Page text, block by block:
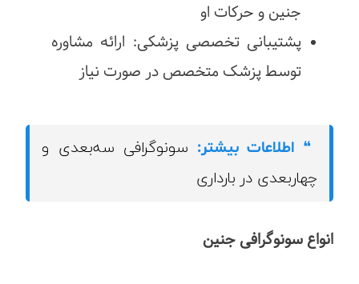
جنین و حرکات او
پشتیبانی تخصصی پزشکی: ارائه مشاوره
توسط پزشک متخصص در صورت نیاز
❝ اطلاعات بیشتر: سونوگرافی سه‌بعدی و
چهار‌بعدی در بارداری
انواع سونوگرافی جنین